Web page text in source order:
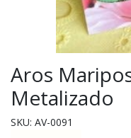
Aros
Metalizado
SKU: AV-0091